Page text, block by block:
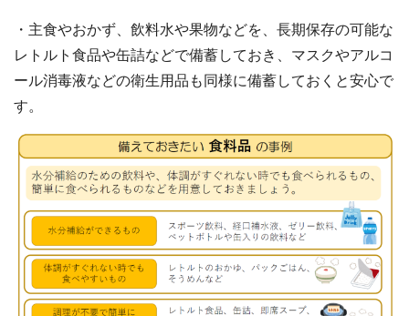
・主食やおかず、飲料水や果物などを、長期保存の可能な
レトルト食品や缶詰などで備蓄しておき、マスクやアルコ
ール消毒液などの衛生用品も同様に備蓄しておくと安心で
す。